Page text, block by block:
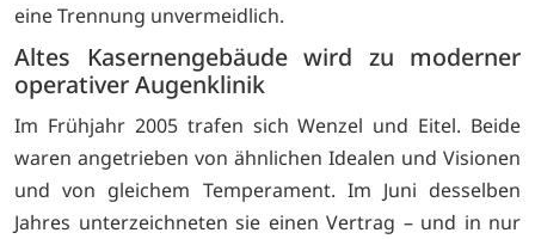
eine Trennung unvermeidlich.
Altes Kasernengebäude wird zu moderner
operativer Augenklinik
Im Frühjahr 2005 trafen sich Wenzel und Eitel. Beide
waren angetrieben von ähnlichen Idealen und Visionen
und von gleichem Temperament. Im Juni desselben
Jahres unterzeichneten sie einen Vertrag – und in nur